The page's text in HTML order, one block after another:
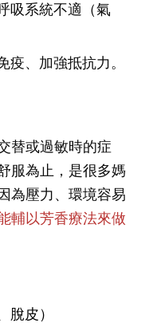
吸系統不適（氣
疫、加強抵抗力。
替或過敏時的症
服為止，是很多媽
為壓力、環境容易
輔以芳香療法來做
脫皮）